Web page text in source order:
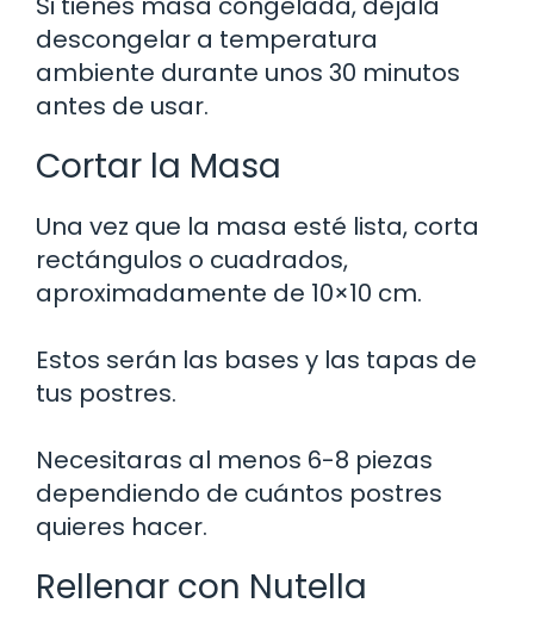
descongelar a temperatura
ambiente durante unos 30 minutos
antes de usar.
Cortar la Masa
Una vez que la masa esté lista, corta
rectángulos o cuadrados,
aproximadamente de 10×10 cm.
Estos serán las bases y las tapas de
tus postres.
Necesitaras al menos 6-8 piezas
dependiendo de cuántos postres
quieres hacer.
Rellenar con Nutella